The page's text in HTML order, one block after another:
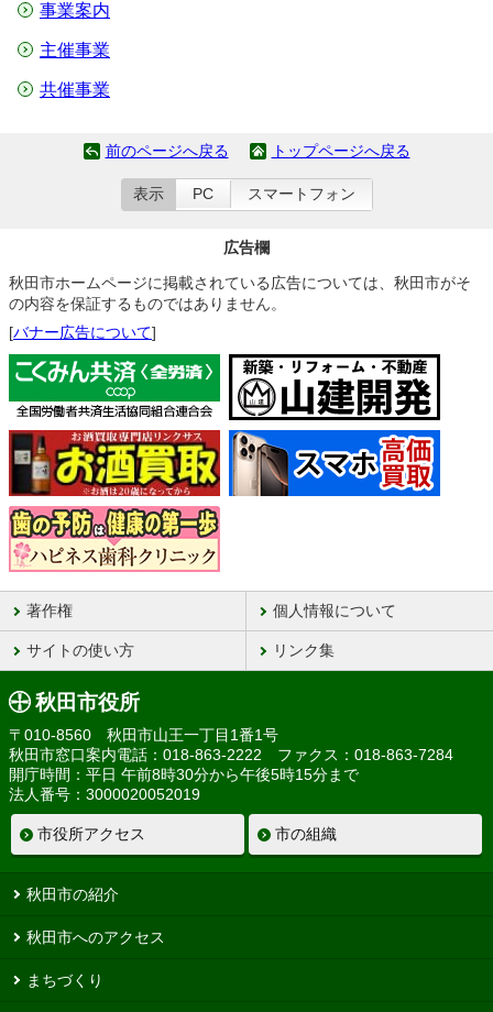
事業案内
主催事業
共催事業
前のページへ戻る トップページへ戻る
表示 PC スマートフォン
広告欄
秋田市ホームページに掲載されている広告については、秋田市がそ
の内容を保証するものではありません。
[バナー広告について]
著作権 個人情報について
サイトの使い方 リンク集
秋田市役所
〒010-8560 秋田市山王一丁目1番1号
秋田市窓口案内電話：018-863-2222 ファクス：018-863-7284
開庁時間：平日 午前8時30分から午後5時15分まで
法人番号：3000020052019
市役所アクセス 市の組織
秋田市の紹介
秋田市へのアクセス
まちづくり